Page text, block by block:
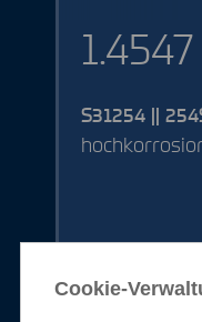
1.4547
S31254 ||
Cookie-